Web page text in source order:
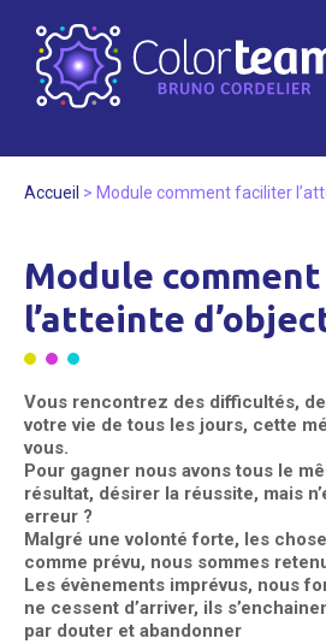
contenu
Accueil > Module comment faciliter
Module
l’atteinte
Vous rencontrez des difficultés,
votre vie de tous les jours, cette
vous.
Pour gagner nous avons tous le
résultat, désirer la réussite, mais
erreur ?
Malgré une volonté forte, les
comme prévu, nous sommes
Les évènements imprévus, nous
ne cessent d’arriver, ils
par douter et abandonner